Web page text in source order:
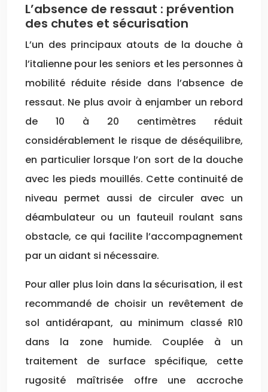
L’absence de ressaut : prévention
des chutes et sécurisation
L’un des principaux atouts de la douche à
l’italienne pour les seniors et les personnes à
mobilité réduite réside dans l’absence de
ressaut. Ne plus avoir à enjamber un rebord
de 10 à 20 centimètres réduit
considérablement le risque de déséquilibre,
en particulier lorsque l’on sort de la douche
avec les pieds mouillés. Cette continuité de
niveau permet aussi de circuler avec un
déambulateur ou un fauteuil roulant sans
obstacle, ce qui facilite l’accompagnement
par un aidant si nécessaire.
Pour aller plus loin dans la sécurisation, il est
recommandé de choisir un revêtement de
sol antidérapant, au minimum classé R10
dans la zone humide. Couplée à un
traitement de surface spécifique, cette
rugosité maîtrisée offre une accroche